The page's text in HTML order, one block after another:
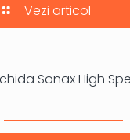
Vezi articol
Sonax High